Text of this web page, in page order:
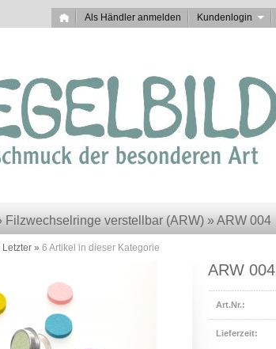
Als Händler anmelden Kundenlogin
Filzwechselringe verstellbar (ARW) »ARW 004
Letzter » 6 Artikel in dieser Kategorie
ARW 004
Art.Nr.:
Lieferzeit: